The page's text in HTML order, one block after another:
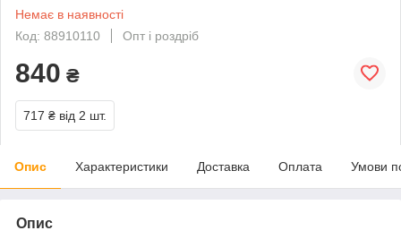
Немає в наявності
Код: 88910110
Опт і роздріб
840 ₴
717 ₴ від 2 шт.
Опис Характеристики Доставка Оплата Умови
Опис